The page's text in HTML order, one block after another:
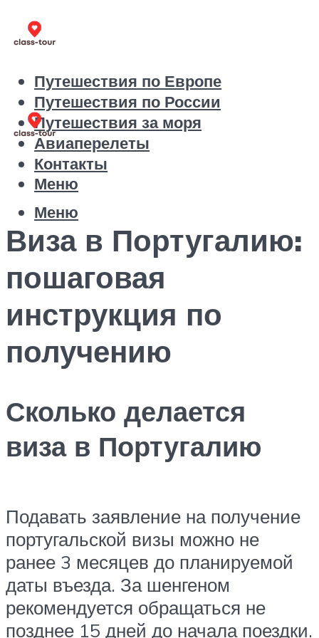
Путешествия по Европе
Путешествия по России
Путешествия за моря
Авиаперелеты
Контакты
Меню
Меню
Виза в Португалию:
пошаговая
инструкция по
получению
Сколько делается
виза в Португалию
Подавать заявление на получение
португальской визы можно не
ранее 3 месяцев до планируемой
даты въезда. За шенгеном
рекомендуется обращаться не
позднее 15 дней до начала поездки.